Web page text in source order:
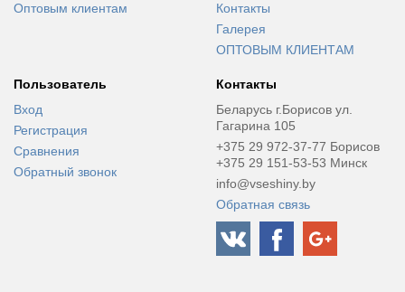
Оптовым клиентам
Контакты
Галерея
ОПТОВЫМ КЛИЕНТАМ
Пользователь
Вход
Регистрация
Сравнения
Обратный звонок
Контакты
Беларусь г.Борисов ул.
Гагарина 105
+375 29 972-37-77 Борисов
+375 29 151-53-53 Минск
info@vseshiny.by
Обратная связь